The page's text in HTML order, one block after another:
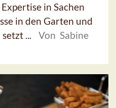
in Sachen
in den Garten und
...
Von Sabine